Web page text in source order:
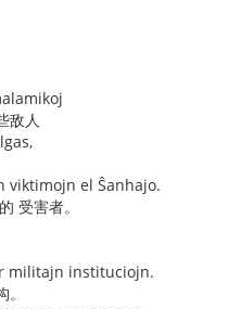
敌人
viktimojn el Ŝanhajo.
受害者。
militajn instituciojn.